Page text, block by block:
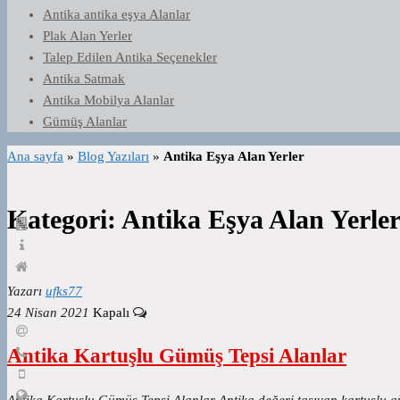
Antika antika eşya Alanlar
Plak Alan Yerler
Talep Edilen Antika Seçenekler
Antika Satmak
Antika Mobilya Alanlar
Gümüş Alanlar
Ana sayfa » Blog Yazıları » Antika Eşya Alan Yerler
Kategori: Antika Eşya Alan Yerler
Yazarı ufks77
24 Nisan 2021 Kapalı
Antika Kartuşlu Gümüş Tepsi Alanlar